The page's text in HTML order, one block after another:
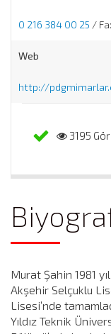
0 216 384 00 25 /
Web
http://
3195
Murat Şahin 1981
Akşehir Selçuklu
Lisesi’nde
Yıldız Teknik